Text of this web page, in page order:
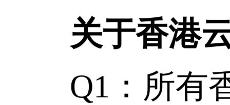
关于香港云
Q1：所有香